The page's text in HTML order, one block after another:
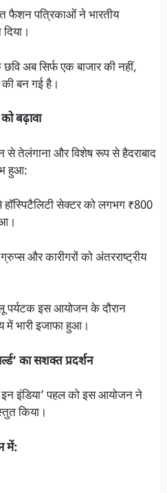
फैशन पत्रिकाओं ने भारतीय
अब सिर्फ एक बाजार की नहीं,
की बन गई है।
बढ़ावा
तेलंगाना और विशेष रूप से हैदराबाद
हुआ:
सेक्टर को लगभग ₹800
और कारीगरों को अंतरराष्ट्रीय
इस आयोजन के दौरान
में भारी इजाफा हुआ।
का सशक्त प्रदर्शन
इन इंडिया’ पहल को इस आयोजन ने
किया।
में: